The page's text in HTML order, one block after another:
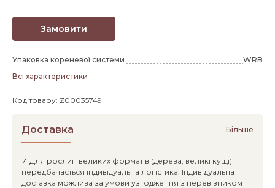
Замовити
Упаковка кореневої системи
WRB
Всі характеристики
Код товару: Z00035749
Доставка Більше
✓ Для рослин великих форматів (дерева, великі кущі)
передбачається індивідуальна логістика. Індивідуальна
доставка можлива за умови узгодження з перевізником